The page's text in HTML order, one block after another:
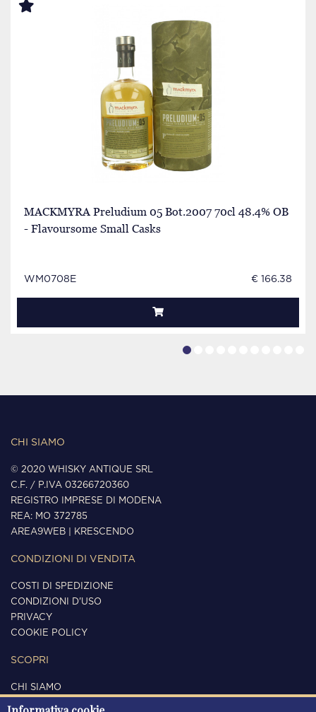
MACKMYRA Preludium 05 Bot.2007 70cl 48.4% OB
- Flavoursome Small Casks
WM0708E € 166.38
CHI SIAMO
© 2020 WHISKY ANTIQUE SRL
C.F. / P.IVA 03266720360
REGISTRO IMPRESE DI MODENA
REA: MO 372785
AREA9WEB
KRESCENDO
CONDIZIONI DI VENDITA
COSTI DI SPEDIZIONE
CONDIZIONI D'USO
PRIVACY
COOKIE POLICY
SCOPRI
CHI SIAMO
CONTATTI